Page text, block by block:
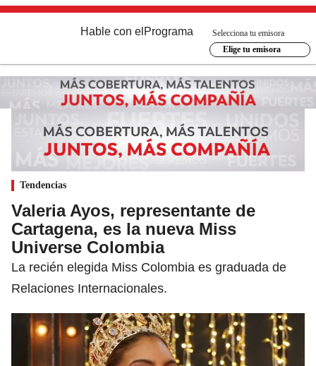
Hable con el Programa
Selecciona tu emisora
Elige tu emisora
Tendencias
Valeria Ayos, representante de
Cartagena, es la nueva Miss
Universe Colombia
La recién elegida Miss Colombia es graduada de
Relaciones Internacionales.